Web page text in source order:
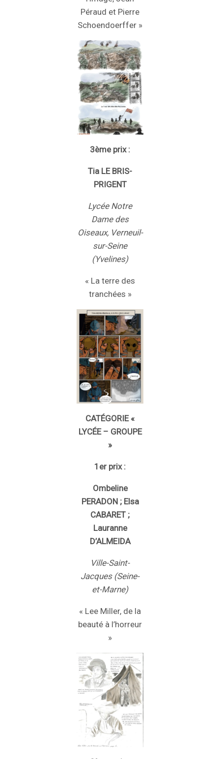
Péraud et Pierre
Schoendoerffer »
3ème prix :
Tia LE BRIS-
PRIGENT
Lycée Notre
Dame des
Oiseaux, Verneuil-
sur-Seine
(Yvelines)
« La terre des
tranchées »
CATÉGORIE «
LYCÉE – GROUPE
»
1er prix :
Ombeline
PERADON ; Elsa
CABARET ;
Lauranne
D’ALMEIDA
Ville-Saint-
Jacques (Seine-
et-Marne)
« Lee Miller, de la
beauté à l’horreur
»